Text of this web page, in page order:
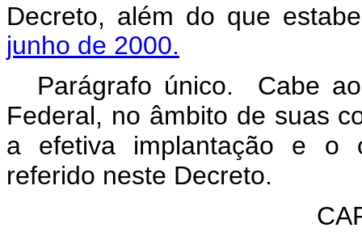
Decreto, além do que
junho de 2000.
Parágrafo único. Cabe
Federal, no âmbito de suas
a efetiva implantação e o
referido neste Decreto.